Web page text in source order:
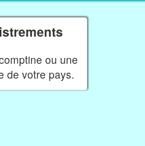
ou une
de votre pays.